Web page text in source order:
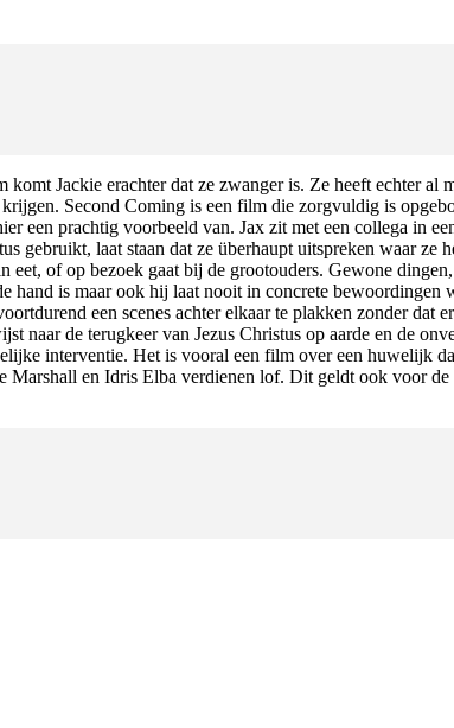
komt Jackie erachter dat ze zwanger is. Ze heeft echter
Second Coming is een film die zorgvuldig is
een prachtig voorbeeld van. Jax zit met een collega in
gebruikt, laat staan dat ze überhaupt uitspreken waar
eet, of op bezoek gaat bij de grootouders. Gewone
hand is maar ook hij laat nooit in concrete
een scenes achter elkaar te plakken zonder
naar de terugkeer van Jezus Christus op aarde en de
interventie. Het is vooral een film over een huwelijk
Marshall en Idris Elba verdienen lof. Dit geldt ook voor